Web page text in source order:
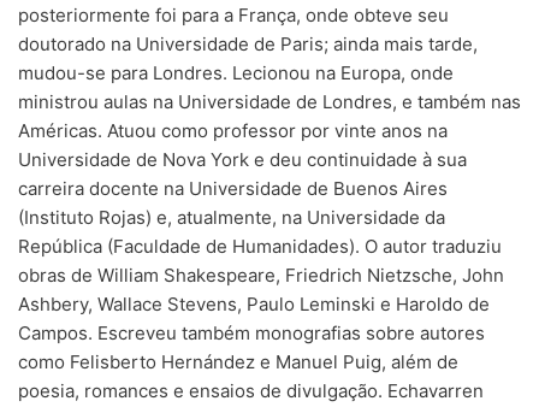
posteriormente foi para a França, onde obteve seu
doutorado na Universidade de Paris; ainda mais tarde,
mudou-se para Londres. Lecionou na Europa, onde
ministrou aulas na Universidade de Londres, e também nas
Américas. Atuou como professor por vinte anos na
Universidade de Nova York e deu continuidade à sua
carreira docente na Universidade de Buenos Aires
(Instituto Rojas) e, atualmente, na Universidade da
República (Faculdade de Humanidades). O autor traduziu
obras de William Shakespeare, Friedrich Nietzsche, John
Ashbery, Wallace Stevens, Paulo Leminski e Haroldo de
Campos. Escreveu também monografias sobre autores
como Felisberto Hernández e Manuel Puig, além de
poesia, romances e ensaios de divulgação. Echavarren